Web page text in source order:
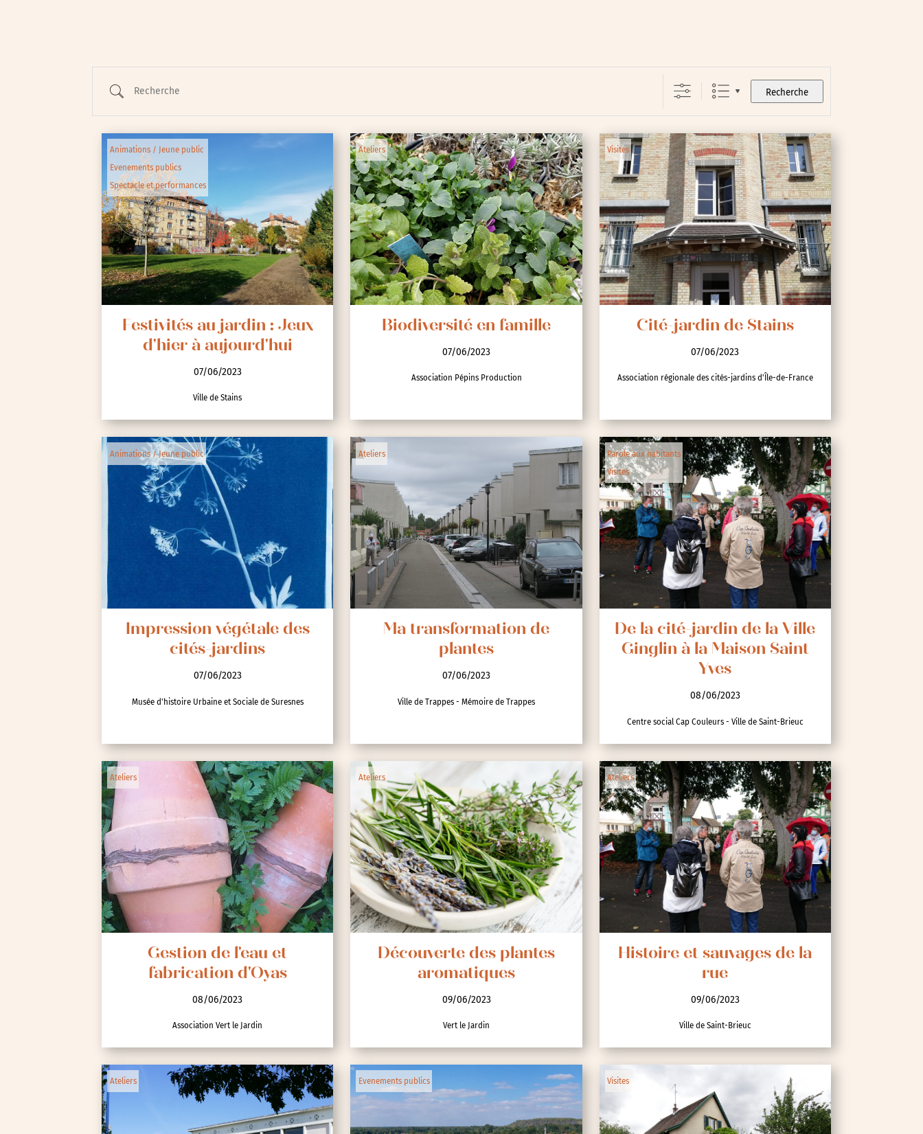
Recherche
Cycle de rencontres
Expositions
Œuvre collective/participative
Parole aux habitants
Randonnées
Spectacle et performances
Visites
Voyage d'études
Autre
Essonne (91)
Hauts-de-Seine (92)
Paris (75)
Seine-et-Marne (77)
Seine-Saint-Denis (93)
Test-tag-event
Val-d’Oise (95)
Val-de-Marne (94)
Yvelines (78)
Animations / Jeune public
Evenements publics
Spectacle et performances
Festivités au jardin : Jeux
d'hier à aujourd'hui
07/06/2023
Ville de Stains
Ateliers
Biodiversité en famille
07/06/2023
Association Pépins Production
Visites
Cité-jardin de Stains
07/06/2023
Association régionale des cités-jardins d'Île-de-France
Animations / Jeune public
Impression végétale des
cités-jardins
07/06/2023
Musée d'histoire Urbaine et Sociale de Suresnes
Ateliers
Ma transformation de
plantes
07/06/2023
Ville de Trappes - Mémoire de Trappes
Parole aux habitants
Visites
De la cité-jardin de la Ville
Ginglin à la Maison Saint
Yves
08/06/2023
Centre social Cap Couleurs - Ville de Saint-Brieuc
Ateliers
Gestion de l'eau et
fabrication d'Oyas
08/06/2023
Association Vert le Jardin
Ateliers
Découverte des plantes
aromatiques
09/06/2023
Vert le Jardin
Ateliers
Histoire et sauvages de la
rue
09/06/2023
Ville de Saint-Brieuc
Ateliers Evenements publics Visites